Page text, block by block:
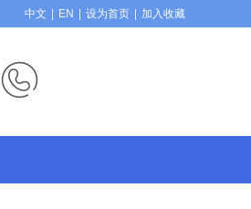
中文 EN 设为首页 加入收藏